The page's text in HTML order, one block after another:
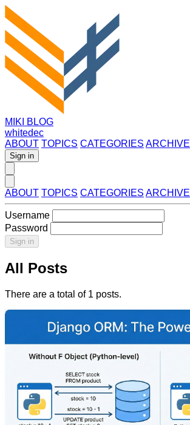
MIKI BLOG
whitedec
ABOUT TOPICS CATEGORIES ARCHIVE
Sign in
ABOUT TOPICS CATEGORIES ARCHIVE
Username
Password
Sign in
All Posts
There are a total of 1 posts.